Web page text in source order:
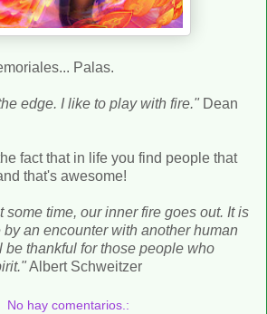
Palas.
edge. I like to play with fire." Dean
fact that in life you find people that
that's awesome!
some time, our inner fire goes out. It is
an encounter with another human
be thankful for those people who
Albert Schweitzer
No hay comentarios.: